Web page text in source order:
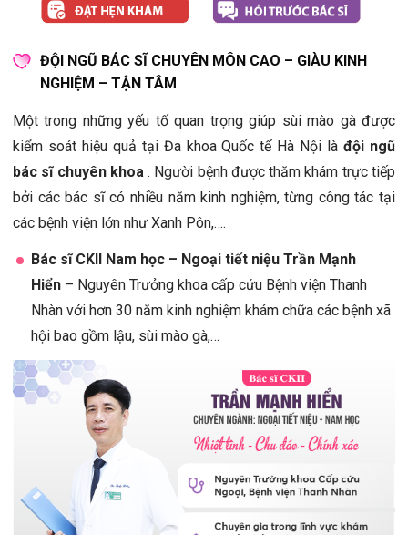
ĐỘI NGŨ BÁC SĨ CHUYÊN MÔN CAO – GIÀU KINH
NGHIỆM – TẬN TÂM
Một trong những yếu tố quan trọng giúp sùi mào gà được
kiểm soát hiệu quả tại Đa khoa Quốc tế Hà Nội làđội ngũ
bác sĩ chuyên khoa. Người bệnh được thăm khám trực tiếp
bởi các bác sĩ có nhiều năm kinh nghiệm, từng công tác tại
các bệnh viện lớn như Xanh Pôn,….
Bác sĩ CKII Nam học – Ngoại tiết niệu Trần Mạnh
Hiển – Nguyên Trưởng khoa cấp cứu Bệnh viện Thanh
Nhàn với hơn 30 năm kinh nghiệm khám chữa các bệnh xã
hội bao gồm lậu, sùi mào gà,…